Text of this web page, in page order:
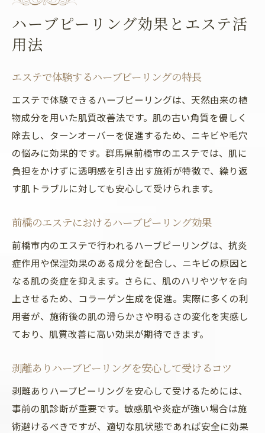
ハーブピーリング効果とエステ活
用法
エステで体験するハーブピーリングの特長
エステで体験できるハーブピーリングは、天然由来の植
物成分を用いた肌質改善法です。肌の古い角質を優しく
除去し、ターンオーバーを促進するため、ニキビや毛穴
の悩みに効果的です。群馬県前橋市のエステでは、肌に
負担をかけずに透明感を引き出す施術が特徴で、繰り返
す肌トラブルに対しても安心して受けられます。
前橋のエステにおけるハーブピーリング効果
前橋市内のエステで行われるハーブピーリングは、抗炎
症作用や保湿効果のある成分を配合し、ニキビの原因と
なる肌の炎症を抑えます。さらに、肌のハリやツヤを向
上させるため、コラーゲン生成を促進。実際に多くの利
用者が、施術後の肌の滑らかさや明るさの変化を実感し
ており、肌質改善に高い効果が期待できます。
剥離ありハーブピーリングを安心して受けるコツ
剥離ありハーブピーリングを安心して受けるためには、
事前の肌診断が重要です。敏感肌や炎症が強い場合は施
術避けるべきですが、適切な肌状態であれば安全に効果